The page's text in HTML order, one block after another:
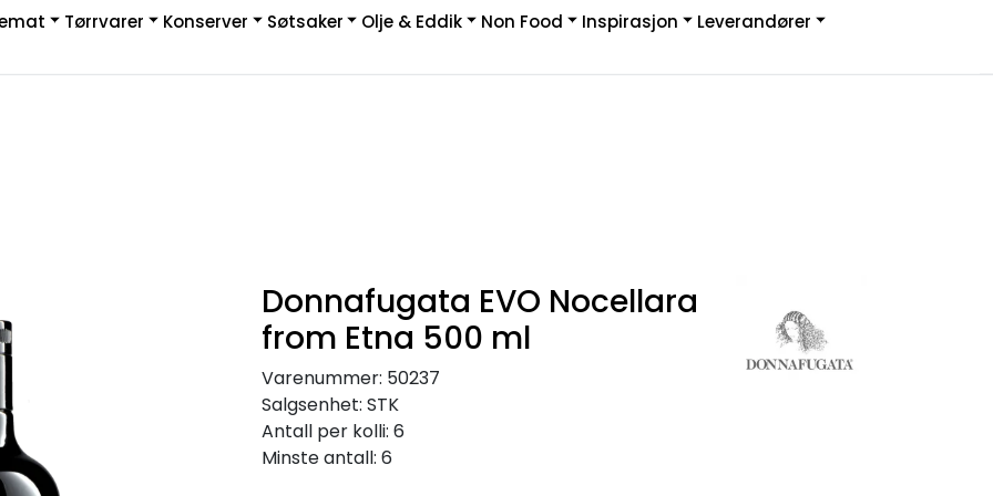
& Retur |
Tørrvarer Konserver Søtsaker Olje & Eddik Non Food Inspirasjon Leverandører
Donnafugata EVO Nocellara
from Etna 500 ml
Varenummer: 50237
Salgsenhet: STK
Antall per kolli: 6
Minste antall: 6